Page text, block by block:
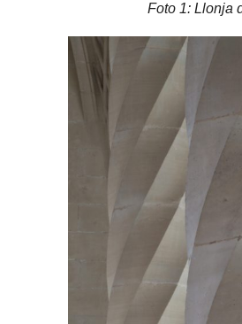
Foto 1: Llonja